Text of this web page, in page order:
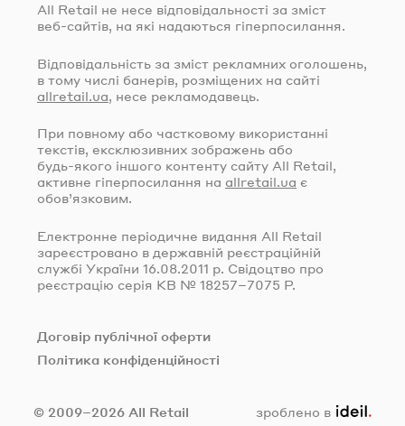
All Retail не несе відповідальності за зміст
веб-сайтів, на які надаються гіперпосилання.
Відповідальність за зміст рекламних оголошень,
в тому числі банерів, розміщених на сайті
allretail.ua, несе рекламодавець.
При повному або частковому використанні
текстів, ексклюзивних зображень або
будь-якого іншого контенту сайту All Retail,
активне гіперпосилання на allretail.ua є
обов’язковим.
Електронне періодичне видання All Retail
зареєстровано в державній реєстраційній
службі України 16.08.2011 р. Свідоцтво про
реєстрацію серія КВ № 18257–7075 Р.
Договір публічної оферти
Політика конфіденційності
© 2009–2026 All Retail зроблено в ideil.